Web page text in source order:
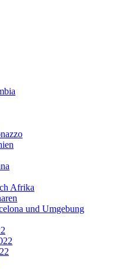
Afrika
und Umgebung